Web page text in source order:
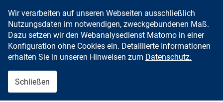
Zum Inhalt springen
Wir verarbeiten auf unseren Webseiten ausschließlich
Nutzungsdaten im notwendigen, zweckgebundenen Maß.
Dazu setzen wir den Webanalysedienst Matomo in einer
Konfiguration ohne Cookies ein. Detaillierte Informationen
erhalten Sie in unseren Hinweisen zum Datenschutz.
Schließen